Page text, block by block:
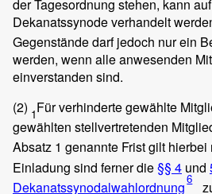
der Tagesordnung stehen, kann
Dekanatssynode verhandelt
Gegenstände darf jedoch nur ein
werden, wenn alle anwesenden
einverstanden sind.
(2) 1Für verhinderte gewählte
gewählten stellvertretenden
Absatz 1 genannte Frist gilt hierbei
Einladung sind ferner die§§ 4 und
Dekanatssynodalwahlordnung6